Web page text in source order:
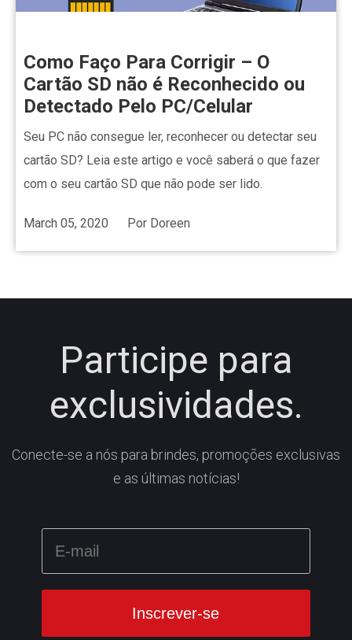
Como Faço Para Corrigir – O
Cartão SD não é Reconhecido ou
Detectado Pelo PC/Celular
Seu PC não consegue ler, reconhecer ou detectar seu
cartão SD? Leia este artigo e você saberá o que fazer
com o seu cartão SD que não pode ser lido.
March 05, 2020 Por Doreen
Participe para
exclusividades.
Conecte-se a nós para brindes, promoções exclusivas
e as últimas notícias!